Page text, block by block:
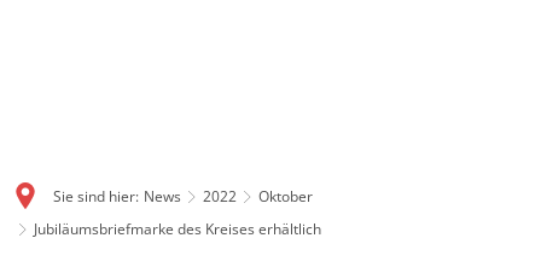
Sie sind hier: News 2022
Oktober
Jubiläumsbriefmarke des Kreises erhältlich